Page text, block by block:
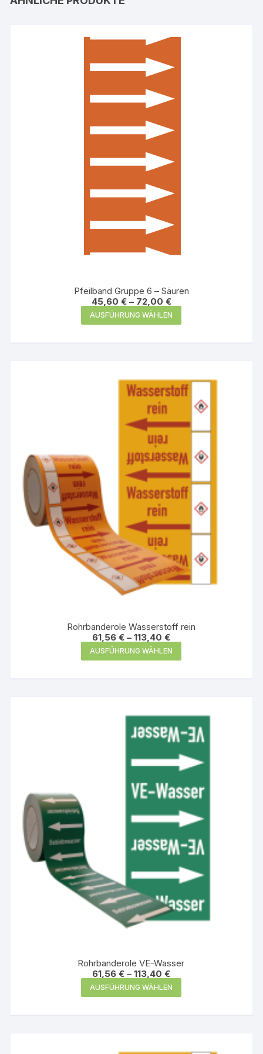
Pfeilband Gruppe 6 – Säuren
45,60 €– 72,00 €
AUSFÜHRUNG WÄHLEN
Produkt
auf.
Die
Optionen
können
der
Produktseite
gewählt
werden
Rohrbanderole Wasserstoff rein
61,56€ –113,40€
AUSFÜHRUNG WÄHLEN
Produkt
auf.
Die
Optionen
können
auf
der
Produktseite
gewählt
Rohrbanderole VE-Wasser
61,56€ –113,40€
AUSFÜHRUNG WÄHLEN
Produkt